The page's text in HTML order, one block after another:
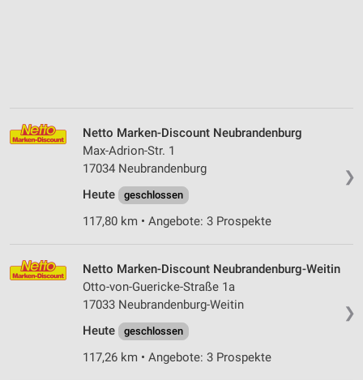
❯
Netto Marken-Discount Neubrandenburg
Max-Adrion-Str. 1
17034 Neubrandenburg
Heute
geschlossen
117,80 km • Angebote: 3 Prospekte
❯
Netto Marken-Discount Neubrandenburg-Weitin
Otto-von-Guericke-Straße 1a
17033 Neubrandenburg-Weitin
Heute
geschlossen
117,26 km • Angebote: 3 Prospekte